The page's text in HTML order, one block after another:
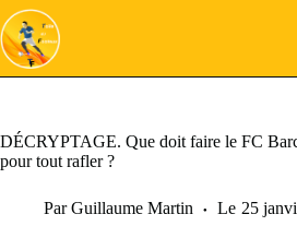
Passer
au
contenu
DÉCRYPTAGE. Que doit faire le FC
pour tout rafler ?
Par Guillaume Martin Le 25